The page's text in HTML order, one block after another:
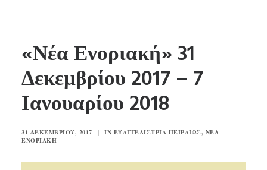
ΘΕΜΑΤΟΛΟΓΙΑ
ΑΝΑΚΟΙΝΩΣΕΙΣ
ΕΝΟΡΙΑ ΕΝ ΔΡΑΣΕΙ
ΕΥΑΓΓΕΛΙΣΤΡΙΑ ΠΕΙΡΑΙΏΣ
VIDEO
ΠΑΛΑΙΑ ΣΥΝΟΔΟΙΠΟΡΙΑ
«Νέα Ενοριακή» 31
Δεκεμβρίου 2017 – 7
Ιανουαρίου 2018
31 ΔΕΚΕΜΒΡΊΟΥ, 2017 | IN ΕΥΑΓΓΕΛΊΣΤΡΙΑ ΠΕΙΡΑΙΏΣ, ΝΈΑ
ΕΝΟΡΙΑΚΉ